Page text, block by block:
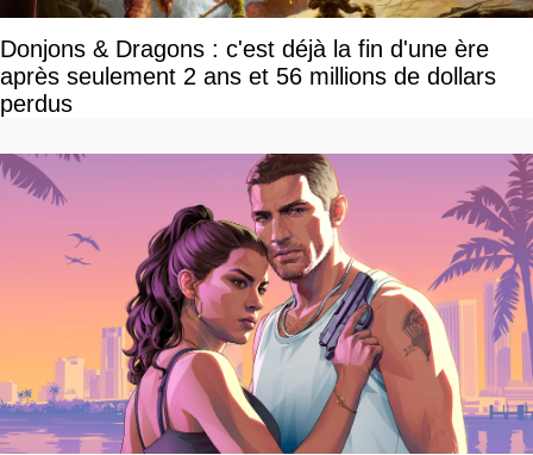
Donjons & Dragons : c'est déjà la fin d'une ère
après seulement 2 ans et 56 millions de dollars
perdus